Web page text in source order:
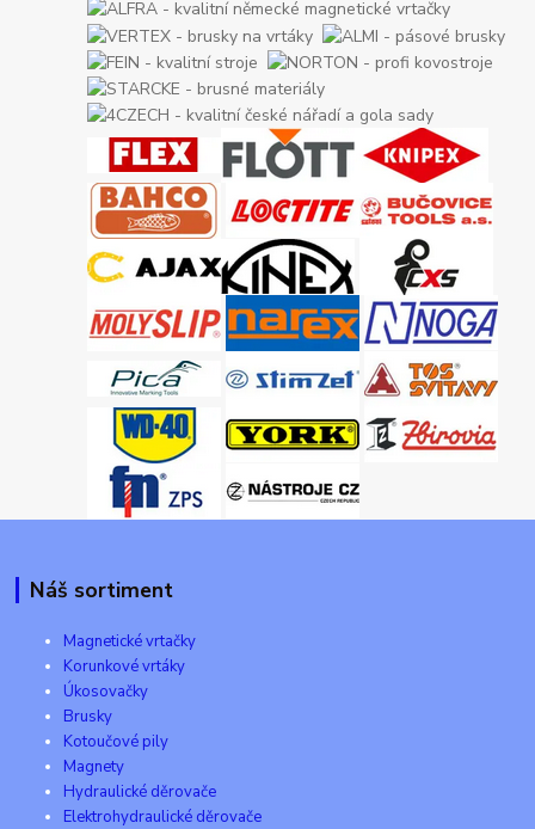
Náš sortiment
Magnetické vrtačky
Korunkové vrtáky
Úkosovačky
Brusky
Kotoučové pily
Magnety
Hydraulické děrovače
Elektrohydraulické děrovače